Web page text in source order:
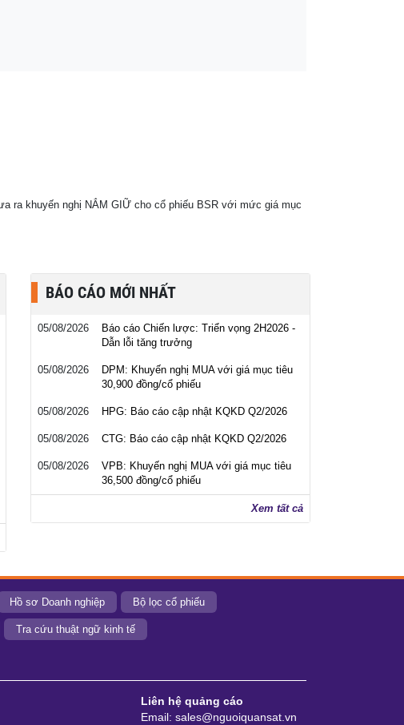
ra khuyến nghị NẮM GIỮ cho cổ phiếu BSR với mức giá mục
BÁO CÁO MỚI NHẤT
05/08/2026
Báo cáo Chiến lược: Triển vọng 2H2026 -
Dẫn lỗi tăng trưởng
05/08/2026
DPM: Khuyến nghị MUA với giá mục tiêu
30,900 đồng/cổ phiếu
05/08/2026 HPG: Báo cáo cập nhật KQKD Q2/2026
05/08/2026 CTG: Báo cáo cập nhật KQKD Q2/2026
05/08/2026
VPB: Khuyến nghị MUA với giá mục tiêu
36,500 đồng/cổ phiếu
Xem tất cả
Hồ sơ Doanh nghiệp Bộ lọc cổ phiếu
Tra cứu thuật ngữ kinh tế
Liên hệ quảng cáo
Email: sales@nguoiquansat.vn